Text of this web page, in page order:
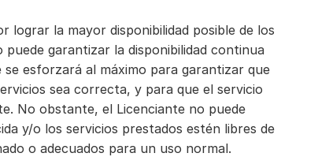
lograr la mayor disponibilidad posible de los
garantizar la disponibilidad continua
se esforzará al máximo para garantizar que
sea correcta, y para que el servicio
No obstante, el Licenciante no puede
y/o los servicios prestados estén libres de
o adecuados para un uso normal.